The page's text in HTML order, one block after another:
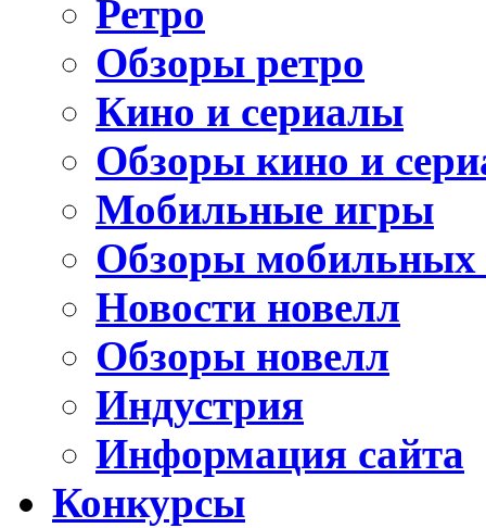
Ретро
Обзоры ретро
Кино и сериалы
Обзоры кино и
Мобильные игры
Обзоры мобильных
Новости новелл
Обзоры новелл
Индустрия
Информация сайта
Конкурсы